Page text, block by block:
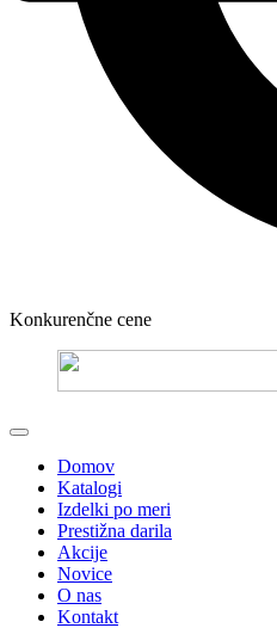
Konkurenčne cene
Domov
Katalogi
Izdelki po meri
Prestižna darila
Akcije
Novice
O nas
Kontakt